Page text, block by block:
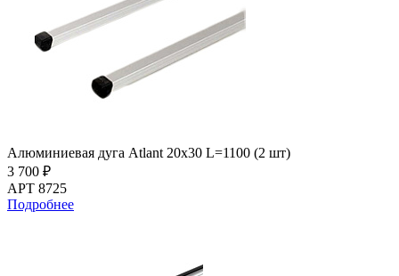
Алюминиевая дуга Atlant 20х30 L=1100 (2 шт)
3 700 ₽
АРТ 8725
Подробнее